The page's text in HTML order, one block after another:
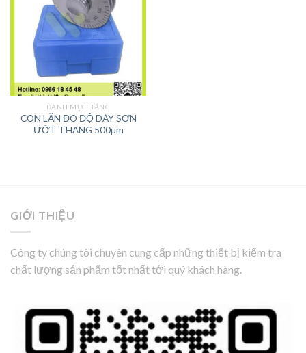
DANH MỤC HÃNG
CON LĂN ĐO ĐỘ DÀY SƠN
ƯỚT THANG 500µm
GIỚI THIỆU
Công ty chúng tôi chuyên cung cấp những thiết bị kiểm tra
chất lượng sản phẩm tốt nhất tới quý khách hàng.